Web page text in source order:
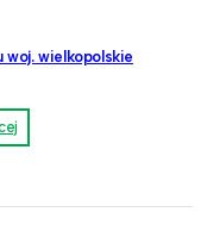
woj. wielkopolskie